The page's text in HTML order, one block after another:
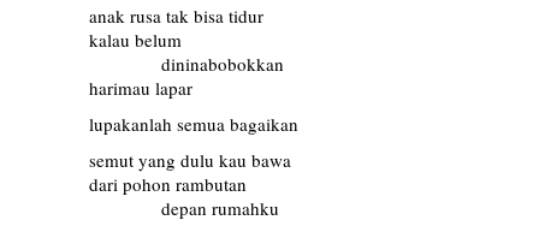
anak rusa tak bisa tidur
kalau belum
dininabobokkan
harimau lapar
lupakanlah semua bagaikan
semut yang dulu kau bawa
dari pohon rambutan
depan rumahku